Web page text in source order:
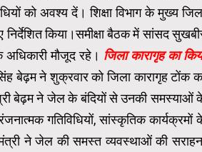
को अवश्य दें। शिक्षा विभाग के मुख्य
किया।समीक्षा बैठक में सांसद
अधिकारी मौजूद रहे। जिला कारागृह का
बेढ़म ने शुक्रवार को जिला कारागृह टोंक
बेढ़म ने जेल के बंदियों से उनकी समस्याओं
गतिविधियों, सांस्कृतिक कार्यक्रमों
ने जेल की समस्त व्यवस्थाओं की